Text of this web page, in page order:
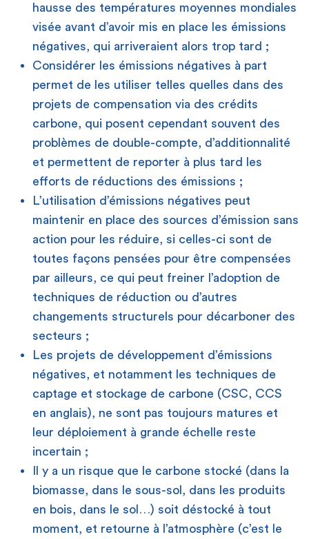
hausse des températures moyennes mondiales
visée avant d’avoir mis en place les émissions
négatives, qui arriveraient alors trop tard ;
Considérer les émissions négatives à part
permet de les utiliser telles quelles dans des
projets de compensation via des crédits
carbone, qui posent cependant souvent des
problèmes de double-compte, d’additionnalité
et permettent de reporter à plus tard les
efforts de réductions des émissions ;
L’utilisation d’émissions négatives peut
maintenir en place des sources d’émission sans
action pour les réduire, si celles-ci sont de
toutes façons pensées pour être compensées
par ailleurs, ce qui peut freiner l’adoption de
techniques de réduction ou d’autres
changements structurels pour décarboner des
secteurs ;
Les projets de développement d’émissions
négatives, et notamment les techniques de
captage et stockage de carbone (CSC, CCS
en anglais), ne sont pas toujours matures et
leur déploiement à grande échelle reste
incertain ;
Il y a un risque que le carbone stocké (dans la
biomasse, dans le sous-sol, dans les produits
en bois, dans le sol…) soit déstocké à tout
moment, et retourne à l’atmosphère (c’est le